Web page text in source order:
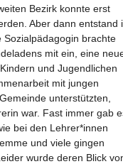
Bezirk konnte erst
Aber dann entstand
brachte
mit ein, eine
und Jugendlichen
mit jungen
unterstützten,
war. Fast immer gab
bei den Lehrer*innen
und viele gingen
wurde deren Blick